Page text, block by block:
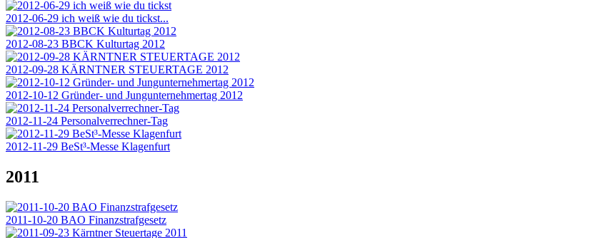
2012-06-29 ich weiß wie du tickst...
2012-08-23 BBCK Kulturtag 2012
2012-09-28 KÄRNTNER STEUERTAGE 2012
2012-10-12 Gründer- und Jungunternehmertag 2012
2012-11-24 Personalverrechner-Tag
2012-11-29 BeSt³-Messe Klagenfurt
2011
2011-10-20 BAO Finanzstrafgesetz